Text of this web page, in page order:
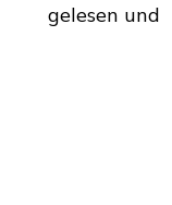
gelesen und